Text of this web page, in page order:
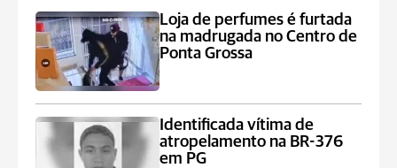
Loja de perfumes é furtada
na madrugada no Centro de
Ponta Grossa
Identificada vítima de
atropelamento na BR-376
em PG